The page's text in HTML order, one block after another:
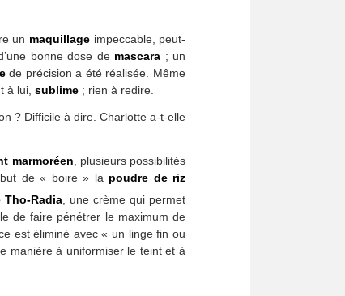
un maquillage impeccable, peut-
bonne dose de mascara ; un
de précision a été réalisée. Même
à lui, sublime ; rien à redire.
? Difficile à dire. Charlotte a-t-elle
marmoréen , plusieurs possibilités
de « boire » la poudre de riz
Tho-Radia , une crème qui permet
de faire pénétrer le maximum de
est éliminé avec « un linge fin ou
manière à uniformiser le teint et à